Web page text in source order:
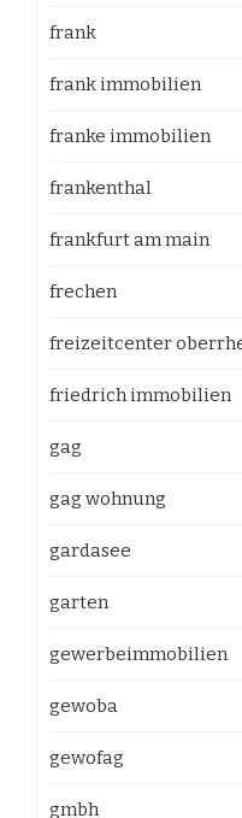
frank
frank immobilien
franke immobilien
frankenthal
frankfurt am main
frechen
freizeitcenter
friedrich immobilien
gag
gag wohnung
gardasee
garten
gewerbeimmobilien
gewoba
gewofag
gmbh